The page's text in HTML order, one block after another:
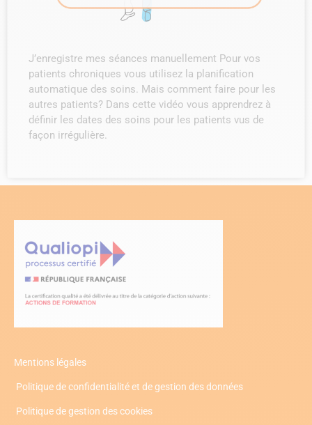
J’enregistre mes séances manuellement Pour vos
patients chroniques vous utilisez la planification
automatique des soins. Mais comment faire pour les
autres patients? Dans cette vidéo vous apprendrez à
définir les dates des soins pour les patients vus de
façon irrégulière.
Mentions légales
Politique de confidentialité et de gestion des données
Politique de gestion des cookies